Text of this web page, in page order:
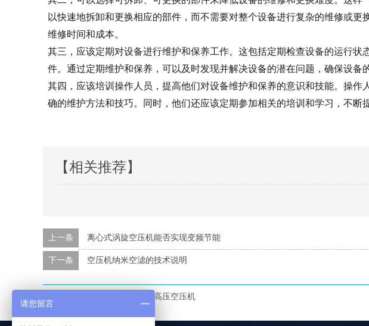
以快速地拆卸和更换相应的部件，而不需要对整个设备进行复杂的维修或
维修时间和成本。
其三，应该定期对设备进行维护和保养工作。这包括定期检查设备的运行
件。通过定期维护和保养，可以及时发现并解决设备的潜在问题，确保设备
其四，应该培训操作人员，提高他们对设备维护和保养的意识和技能。操
确的维护方法和技巧。同时，他们还应该定期参加相关的培训和学习，不断
【相关推荐】
上一条 离心式涡旋空压机能否实现变频节能
下一条 空压机纳米空滤的技术说明
高压空压机
请您留言